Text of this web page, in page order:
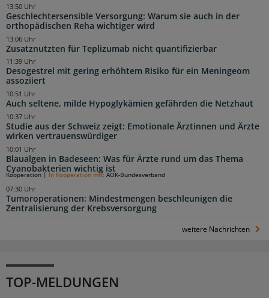
Geschlechtersensible Versorgung: Warum sie auch in der
orthopädischen Reha wichtiger wird
13:50 Uhr
Zusatznutzten für Teplizumab nicht quantifizierbar
13:06 Uhr
Desogestrel mit gering erhöhtem Risiko für ein Meningeom
assoziiert
11:39 Uhr
Auch seltene, milde Hypoglykämien gefährden die Netzhaut
10:51 Uhr
Studie aus der Schweiz zeigt: Emotionale Ärztinnen und Ärzte
wirken vertrauenswürdiger
10:37 Uhr
Blaualgen in Badeseen: Was für Ärzte rund um das Thema
Cyanobakterien wichtig ist
10:01 Uhr
Tumoroperationen: Mindestmengen beschleunigen die
Zentralisierung der Krebsversorgung
Kooperation In Kooperation mit: AOK-Bundesverband
07:30 Uhr
weitere Nachrichten
TOP-MELDUNGEN